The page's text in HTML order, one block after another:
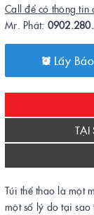
Call để có thông tin
Mr. Phát:
Lấy
TẠI
Túi thể thao là một
một số lý do tại sao